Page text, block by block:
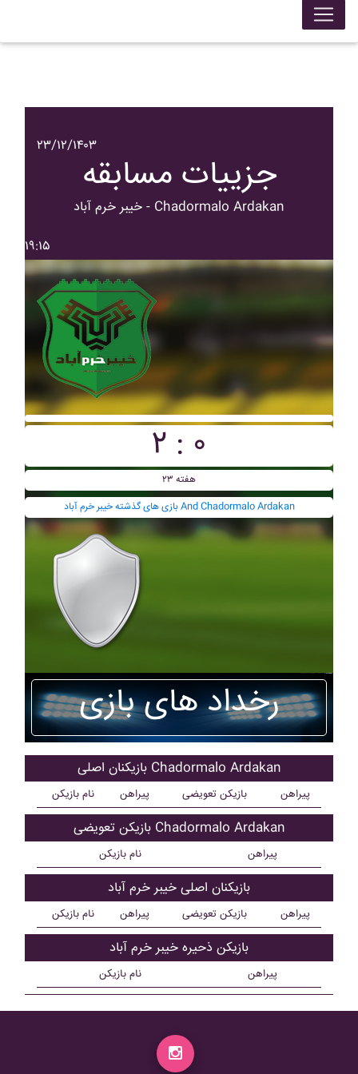
۲۳/۱۲/۱۴۰۳
جزییات مسابقه
خيبر خرم آباد - Chadormalo Ardakan
۱۹:۱۵
۲ : ۰
هفته ۲۳
بازی های گذشته خيبر خرم آباد And Chadormalo Ardakan
رخداد های بازی
بازیکنان اصلی Chadormalo Ardakan
نام بازیکن پیراهن بازیکن تعویضی پیراهن
بازیکن تعویضی Chadormalo Ardakan
نام بازیکن پیراهن
بازیکنان اصلی خيبر خرم آباد
نام بازیکن پیراهن بازیکن تعویضی پیراهن
بازیکن ذحیره خيبر خرم آباد
نام بازیکن پیراهن